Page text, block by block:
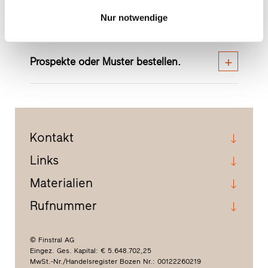
Nur notwendige
Nachricht schreiben.
Prospekte oder Muster bestellen.
Kontakt
Links
Materialien
Rufnummer
© Finstral AG
Eingez. Ges. Kapital: € 5.648.702,25
MwSt.-Nr./Handelsregister Bozen Nr.: 00122260219